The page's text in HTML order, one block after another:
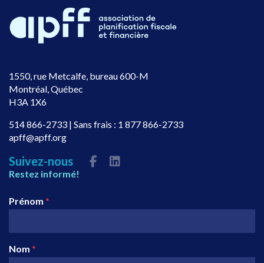
1550, rue Metcalfe, bureau 600-M
Montréal, Québec
H3A 1X6
514 866-2733 | Sans frais : 1 877 866-2733
apff@apff.org
Suivez-nous
Restez informé!
Prénom *
Nom *